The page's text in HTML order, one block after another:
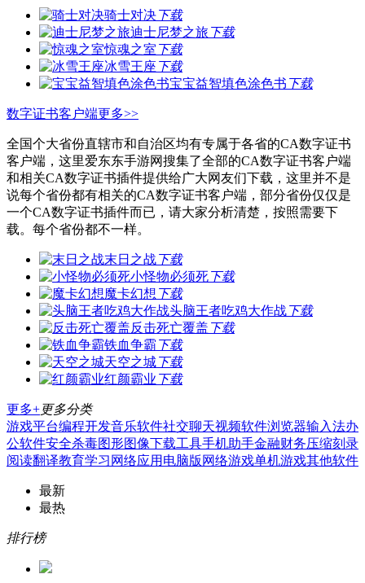
骑士对决下载
迪士尼梦之旅 下载
惊魂之室 下载
冰雪王座 下载
宝宝益智填色涂色书 下载
数字证书客户端更多>>
全国个大省份直辖市和自治区均有专属于各省的CA数字证书
客户端，这里爱东东手游网搜集了全部的CA数字证书客户端
和相关CA数字证书插件提供给广大网友们下载，这里并不是
说每个省份都有相关的CA数字证书客户端，部分省份仅仅是
一个CA数字证书插件而已，请大家分析清楚，按照需要下
载。每个省份都不一样。
末日之战下载
小怪物必须死下载
魔卡幻想 下载
头脑王者吃鸡大作战下载
反击死亡覆盖 下载
铁血争霸 下载
天空之城下载
红颜霸业 下载
更多+更多分类
游戏平台编程开发音乐软件社交聊天视频软件浏览器输入法办
公软件安全杀毒图形图像下载工具手机助手金融财务压缩刻录
阅读翻译教育学习 网络应用 电脑版 网络游戏单机游戏其他软件
最新
最热
排行榜